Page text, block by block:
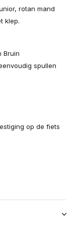
rotan mand
klep.
Bruin
spullen
op de fiets